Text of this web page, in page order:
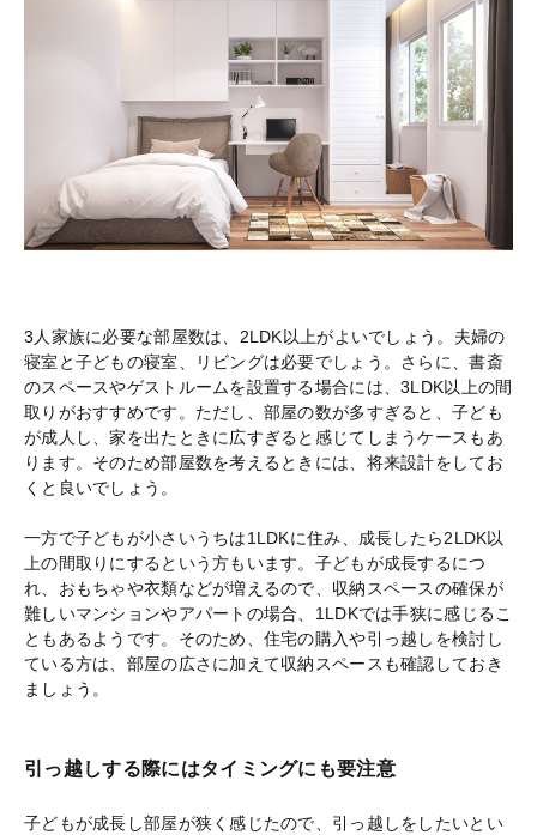
3人家族に必要な部屋数は、2LDK以上がよいでしょう。夫婦の
寝室と子どもの寝室、リビングは必要でしょう。さらに、書斎
のスペースやゲストルームを設置する場合には、3LDK以上の間
取りがおすすめです。ただし、部屋の数が多すぎると、子ども
が成人し、家を出たときに広すぎると感じてしまうケースもあ
ります。そのため部屋数を考えるときには、将来設計をしてお
くと良いでしょう。
一方で子どもが小さいうちは1LDKに住み、成長したら2LDK以
上の間取りにするという方もいます。子どもが成長するにつ
れ、おもちゃや衣類などが増えるので、収納スペースの確保が
難しいマンションやアパートの場合、1LDKでは手狭に感じるこ
ともあるようです。そのため、住宅の購入や引っ越しを検討し
ている方は、部屋の広さに加えて収納スペースも確認しておき
ましょう。
引っ越しする際にはタイミングにも要注意
子どもが成長し部屋が狭く感じたので、引っ越しをしたいとい